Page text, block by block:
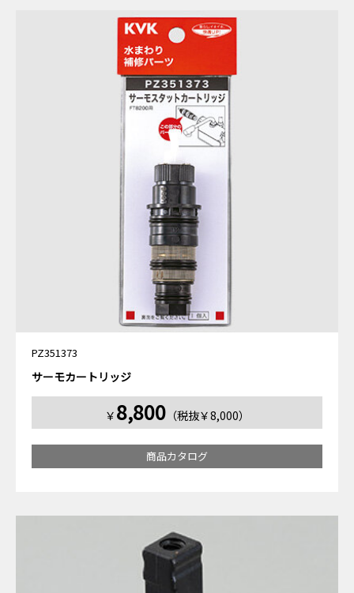
PZ351373
サーモカートリッジ
￥ 8,800（税抜￥8,000）
商品カタログ